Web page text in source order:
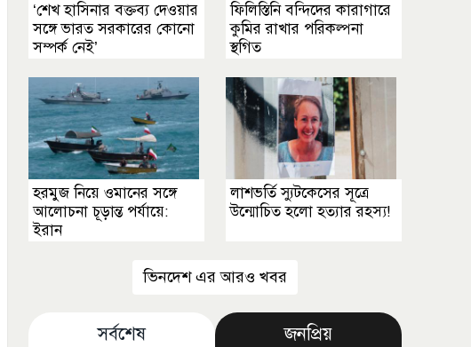
‘শেখ হাসিনার বক্তব্য দেওয়ার
সঙ্গে ভারত সরকারের কোনো
সম্পর্ক নেই’
ফিলিস্তিনি বন্দিদের কারাগারে
কুমির রাখার পরিকল্পনা
স্থগিত
হরমুজ নিয়ে ওমানের সঙ্গে
আলোচনা চূড়ান্ত পর্যায়ে:
ইরান
লাশভর্তি স্যুটকেসের সূত্রে
উন্মোচিত হলো হত্যার রহস্য!
ভিনদেশ এর আরও খবর
সর্বশেষ জনপ্রিয়